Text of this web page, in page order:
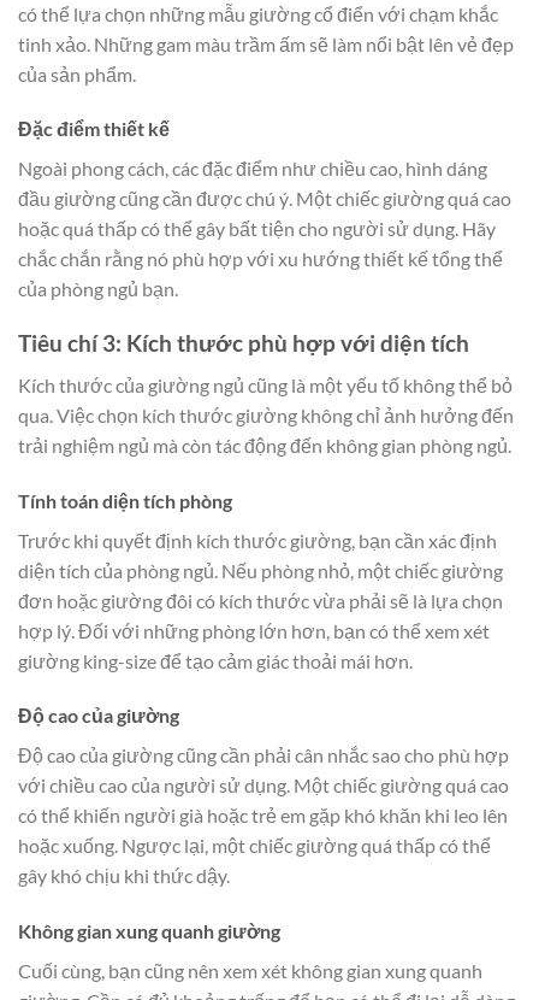
có thể lựa chọn những mẫu giường cổ điển với chạm khắc
tinh xảo. Những gam màu trầm ấm sẽ làm nổi bật lên vẻ đẹp
của sản phẩm.
Đặc điểm thiết kế
Ngoài phong cách, các đặc điểm như chiều cao, hình dáng
đầu giường cũng cần được chú ý. Một chiếc giường quá cao
hoặc quá thấp có thể gây bất tiện cho người sử dụng. Hãy
chắc chắn rằng nó phù hợp với xu hướng thiết kế tổng thể
của phòng ngủ bạn.
Tiêu chí 3: Kích thước phù hợp với diện tích
Kích thước của giường ngủ cũng là một yếu tố không thể bỏ
qua. Việc chọn kích thước giường không chỉ ảnh hưởng đến
trải nghiệm ngủ mà còn tác động đến không gian phòng ngủ.
Tính toán diện tích phòng
Trước khi quyết định kích thước giường, bạn cần xác định
diện tích của phòng ngủ. Nếu phòng nhỏ, một chiếc giường
đơn hoặc giường đôi có kích thước vừa phải sẽ là lựa chọn
hợp lý. Đối với những phòng lớn hơn, bạn có thể xem xét
giường king-size để tạo cảm giác thoải mái hơn.
Độ cao của giường
Độ cao của giường cũng cần phải cân nhắc sao cho phù hợp
với chiều cao của người sử dụng. Một chiếc giường quá cao
có thể khiến người già hoặc trẻ em gặp khó khăn khi leo lên
hoặc xuống. Ngược lại, một chiếc giường quá thấp có thể
gây khó chịu khi thức dậy.
Không gian xung quanh giường
Cuối cùng, bạn cũng nên xem xét không gian xung quanh